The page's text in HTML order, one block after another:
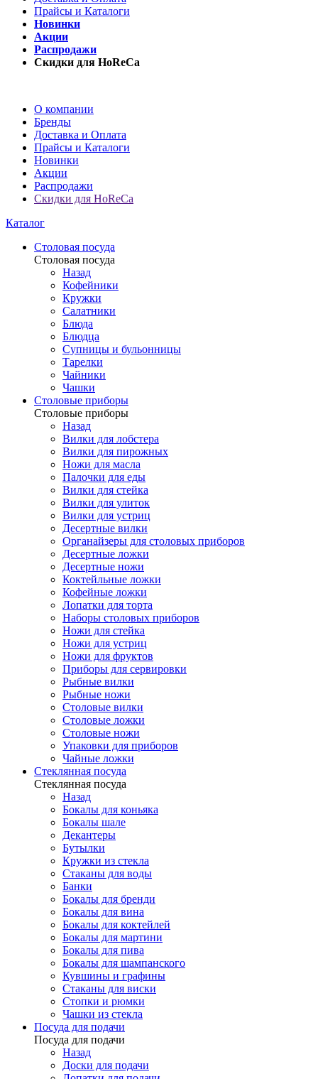
Прайсы и Каталоги
Новинки
Акции
Распродажи
Скидки для HoReCa
О компании
Бренды
Доставка и Оплата
Прайсы и Каталоги
Новинки
Акции
Распродажи
Скидки для HoReCa
Каталог
Столовая посуда
Столовая посуда
Назад
Кофейники
Кружки
Салатники
Блюда
Блюдца
Супницы и бульонницы
Тарелки
Чайники
Чашки
Cтоловые приборы
Cтоловые приборы
Назад
Вилки для лобстера
Вилки для пирожных
Ножи для масла
Палочки для еды
Вилки для стейка
Вилки для улиток
Вилки для устриц
Десертные вилки
Органайзеры для столовых приборов
Десертные ложки
Десертные ножи
Коктейльные ложки
Кофейные ложки
Лопатки для торта
Наборы столовых приборов
Ножи для стейка
Ножи для устриц
Ножи для фруктов
Приборы для сервировки
Рыбные вилки
Рыбные ножи
Столовые вилки
Столовые ложки
Столовые ножи
Упаковки для приборов
Чайные ложки
Стеклянная посуда
Стеклянная посуда
Назад
Бокалы для коньяка
Бокалы шале
Декантеры
Бутылки
Кружки из стекла
Стаканы для воды
Банки
Бокалы для бренди
Бокалы для вина
Бокалы для коктейлей
Бокалы для мартини
Бокалы для пива
Бокалы для шампанского
Кувшины и графины
Стаканы для виски
Стопки и рюмки
Чашки из стекла
Посуда для подачи
Посуда для подачи
Назад
Доски для подачи